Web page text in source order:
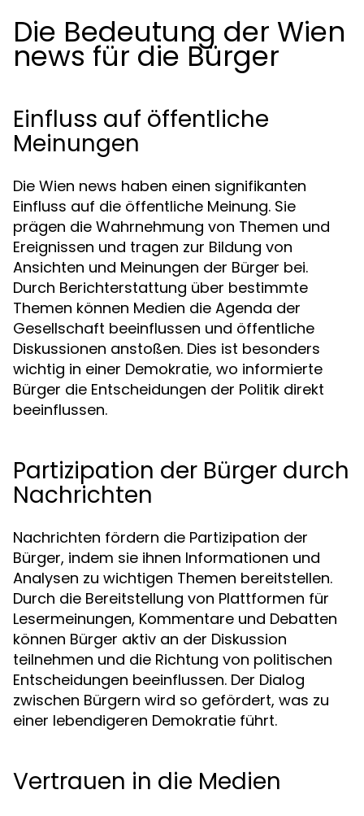
Die Bedeutung der Wien
news für die Bürger
Einfluss auf öffentliche
Meinungen
Die Wien news haben einen signifikanten
Einfluss auf die öffentliche Meinung. Sie
prägen die Wahrnehmung von Themen und
Ereignissen und tragen zur Bildung von
Ansichten und Meinungen der Bürger bei.
Durch Berichterstattung über bestimmte
Themen können Medien die Agenda der
Gesellschaft beeinflussen und öffentliche
Diskussionen anstoßen. Dies ist besonders
wichtig in einer Demokratie, wo informierte
Bürger die Entscheidungen der Politik direkt
beeinflussen.
Partizipation der Bürger durch
Nachrichten
Nachrichten fördern die Partizipation der
Bürger, indem sie ihnen Informationen und
Analysen zu wichtigen Themen bereitstellen.
Durch die Bereitstellung von Plattformen für
Lesermeinungen, Kommentare und Debatten
können Bürger aktiv an der Diskussion
teilnehmen und die Richtung von politischen
Entscheidungen beeinflussen. Der Dialog
zwischen Bürgern wird so gefördert, was zu
einer lebendigeren Demokratie führt.
Vertrauen in die Medien